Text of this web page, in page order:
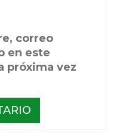
correo
en este
próxima vez